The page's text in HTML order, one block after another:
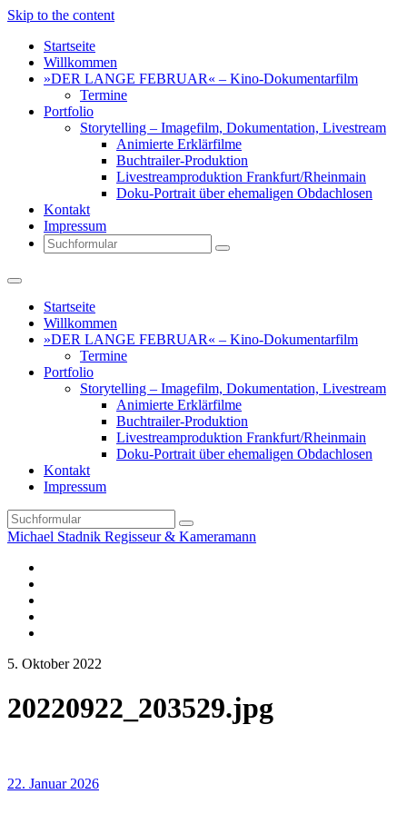
Skip to the content
Startseite
Willkommen
»DER LANGE FEBRUAR« – Kino-Dokumentarfilm
Termine
Portfolio
Storytelling – Imagefilm, Dokumentation, Livestream
Animierte Erklärfilme
Buchtrailer-Produktion
Livestreamproduktion Frankfurt/Rheinmain
Doku-Portrait über ehemaligen Obdachlosen
Kontakt
Impressum
Search
Startseite
Willkommen
»DER LANGE FEBRUAR« – Kino-Dokumentarfilm
Termine
Portfolio
Storytelling – Imagefilm, Dokumentation, Livestream
Animierte Erklärfilme
Buchtrailer-Produktion
Livestreamproduktion Frankfurt/Rheinmain
Doku-Portrait über ehemaligen Obdachlosen
Kontakt
Impressum
Search
Michael Stadnik Regisseur & Kameramann
5. Oktober 2022
20220922_203529.jpg
22. Januar 2026